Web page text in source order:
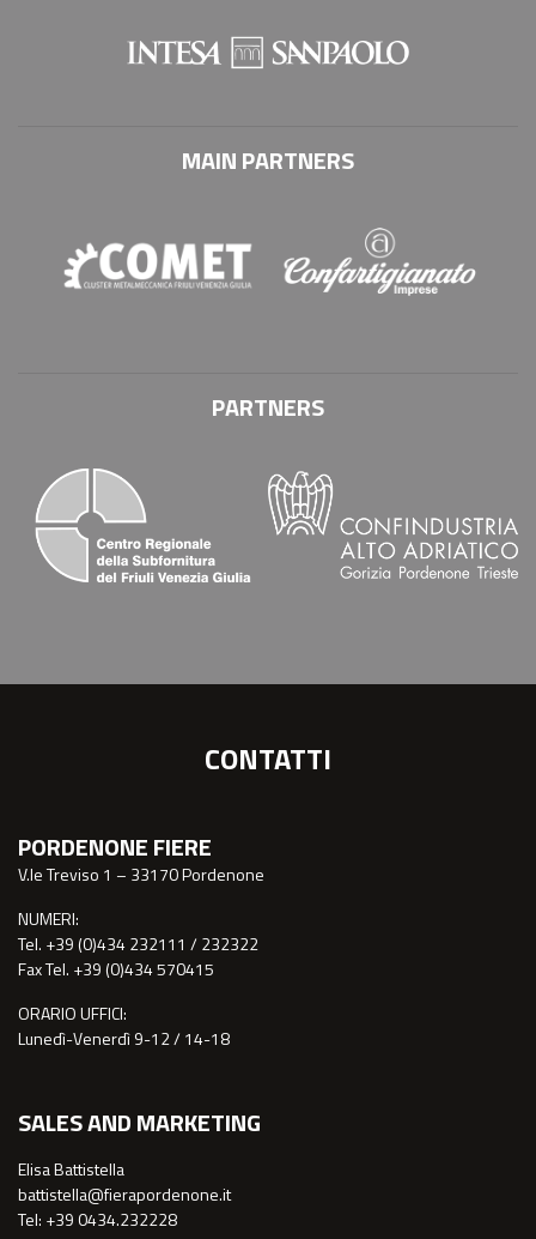
MAIN PARTNERS
PARTNERS
CONTATTI
PORDENONE FIERE
V.le Treviso 1 – 33170 Pordenone
NUMERI:
Tel. +39 (0)434 232111 / 232322
Fax Tel. +39 (0)434 570415
ORARIO UFFICI:
Lunedì-Venerdì 9-12 / 14-18
SALES AND MARKETING
Elisa Battistella
battistella@fierapordenone.it
Tel: +39 0434.232228